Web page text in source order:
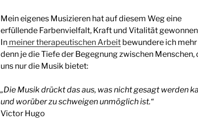
Mein eigenes Musizieren hat auf diesem Weg eine
erfüllende Farbenvielfalt, Kraft und Vitalität
In meiner therapeutischen Arbeit bewundere ich mehr
denn je die Tiefe der Begegnung zwischen Menschen,
uns nur die Musik bietet:
„Die Musik drückt das aus, was nicht gesagt werden
und worüber zu schweigen unmöglich ist.“
Victor Hugo